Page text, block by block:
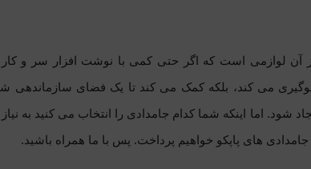
آن لوازمی است که اگر حتی کمی با نوشت افزار سر و کار
می کند، بلکه کمک می کند تا یک فضای سازماندهی
شود. اما اینکه شما کدام جامدادی را انتخاب می کنید به
جامدادی های پاپکو خواهیم پرداخت. پس با ما همراه باشید.